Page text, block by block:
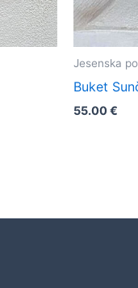
Jesenska
Buket
55.00€